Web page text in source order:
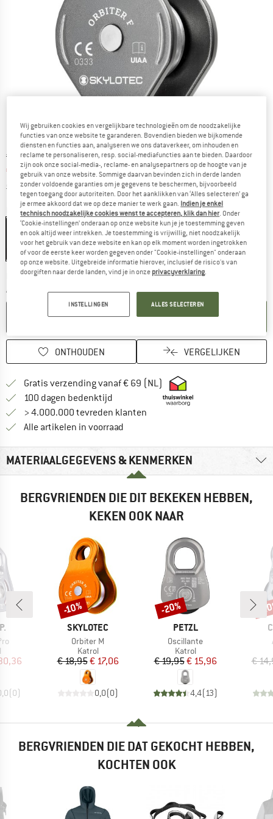
Oorspronkelijke prijs :
€ 21,95
Prijs:
€ 19,76 incl. BTW
excl. VerzendkostenInformatie over de verzendkosten. Opent in een
Kleur:Grey
-10%
Levertijd: 3-5 werkdagenDe link wordt geopend in een infovak en bevat
Aantal:
IN DE WINKELMAND
ONTHOUDEN VERGELIJKEN
Gratis verzending vanaf € 69 (NL) Vind hier de
100 dagen bedenktijd Vind de betalingsinformatie hier!
> 4.000.000 tevreden klanten
Alle artikelen in voorraad
MATERIAALGEGEVENS & KENMERKEN
BERGVRIENDEN DIE DIT BEKEKEN HEBBEN,
KEKEN OOK NAAR
prijs
(0)
MERK
SKYLOTEC
Artikel
Orbiter M
Productgroep
Katrol
Prijs
€ 18,95Verlaagde prijs
€ 17,06
0,0(0)
Korting
-10%
MERK
PETZL
Artikel
Oscillante
Productgroep
Katrol
Prijs
€ 19,95Verlaagde prijs
€ 15,96
4,4( 13)
Korting
-20%
€
-
BERGVRIENDEN DIE DAT GEKOCHT HEBBEN,
KOCHTEN OOK
Wij gebruiken cookies en vergelijkbare technologieën om de noodzakelijke
functies van onze website te garanderen. Bovendien bieden we bijkomende
diensten en functies aan, analyseren we ons dataverkeer, om inhouden en
reclame te personaliseren, resp. social-mediafuncties aan te bieden. Daardoor
zijn ook onze social-media-, reclame- en analysepartners op de hoogte van je
gebruik van onze website. Sommige daarvan bevinden zich in derde landen
zonder voldoende garanties om je gegevens te beschermen, bijvoorbeeld
tegen toegang door autoriteiten. Door het aanklikken van ‘Alles selecteren’ ga
je ermee akkoord dat we op deze manier te werk gaan. Indien je enkel
technisch noodzakelijke cookies wenst te accepteren, klik dan hier. Onder
‘Cookie-instellingen’ onderaan op onze website kun je je toestemming geven
en ook altijd weer intrekken. Je toestemming is vrijwillig, niet noodzakelijk
voor het gebruik van deze website en kan op elk moment worden ingetrokken
of voor de eerste keer worden gegeven onder "Cookie-instellingen" onderaan
op onze website. Uitgebreide informatie hierover, inclusief de risico's van
doorgiften naar derde landen, vind je in onze privacyverklaring.
INSTELLINGEN ALLES SELECTEREN